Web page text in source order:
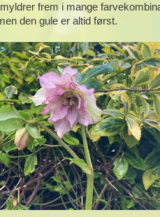
frem i mange
den gule er altid først.